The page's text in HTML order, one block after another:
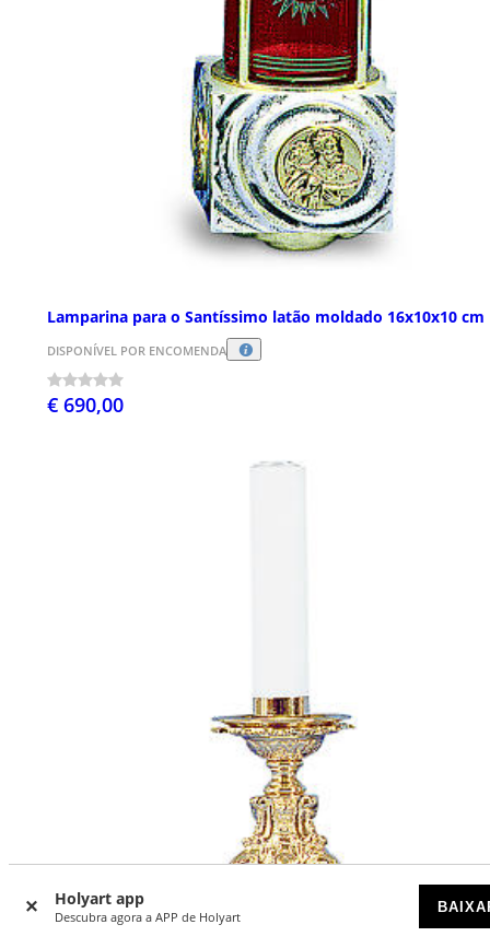
Holyart app
Descubra agora a APP de Holyart
Lamparina para o Santíssimo latão moldado 16x10x10 cm
DISPONÍVEL POR ENCOMENDA
€ 690,00